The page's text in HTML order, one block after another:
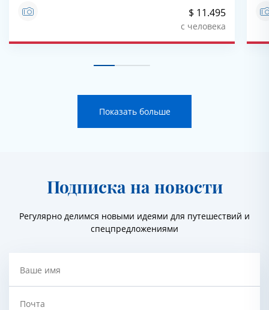
$ 11.495
с человека
Показать больше
Подписка на новости
Регулярно делимся новыми идеями для путешествий и
спецпредложениями
Ваше имя
Почта